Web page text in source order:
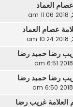
العماد
عصام العماد
رضا حميد رضا
رضا حميد رضا
العلامة غريب رضا